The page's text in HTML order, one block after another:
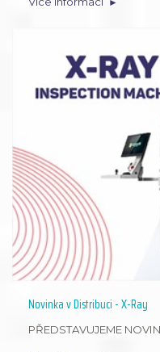
Novinka v Distribuci - X-Ray
PŘEDSTAVUJEME